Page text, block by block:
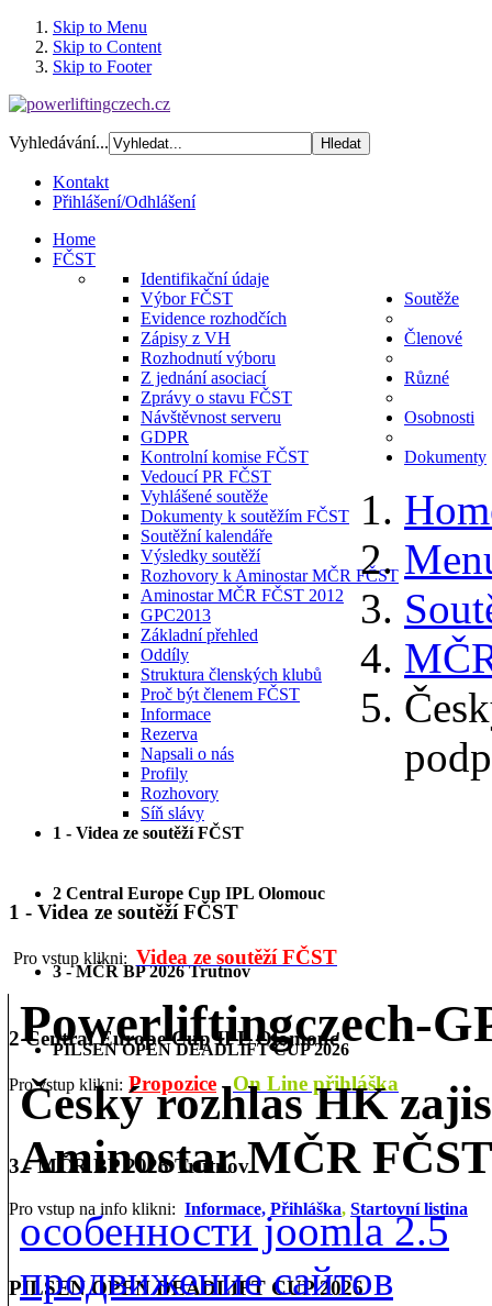
Skip to Menu
Skip to Content
Skip to Footer
Vyhledávání...
Kontakt
Přihlášení/Odhlášení
Home
FČST
Identifikační údaje
Výbor FČST
Evidence rozhodčích
Zápisy z VH
Rozhodnutí výboru
Z jednání asociací
Zprávy o stavu FČST
Návštěvnost serveru
GDPR
Kontrolní komise FČST
Vedoucí PR FČST
Soutěže
Vyhlášené soutěže
Dokumenty k soutěžím FČST
Soutěžní kalendáře
Výsledky soutěží
Rozhovory k Aminostar MČR FČST
Aminostar MČR FČST 2012
GPC2013
Členové
Základní přehled
Oddíly
Struktura členských klubů
Proč být členem FČST
Různé
Informace
Rezerva
Osobnosti
Napsali o nás
Profily
Rozhovory
Síň slávy
Dokumenty
1 - Videa ze soutěží FČST
2 Central Europe Cup IPL Olomouc
3 - MČR BP 2026 Trutnov
PILSEN OPEN DEADLIFT CUP 2026
1 - Videa ze soutěží FČST
Pro vstup klikni: Videa ze soutěží FČST
2 Central Europe Cup IPL Olomouc
Pro vstup klikni: Propozice On Line přihláška
3 - MČR BP 2026 Trutnov
Pro vstup na info klikni: Informace, Přihláška, Startovní listina
PILSEN OPEN DEADLIFT CUP 2026
Powerliftingczech-
Český rozhlas HK
Aminostar MČR FČST
особенности joomla 2.5
продвижение сайтов